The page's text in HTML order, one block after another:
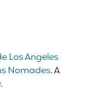
Los Angeles
Nomades.A